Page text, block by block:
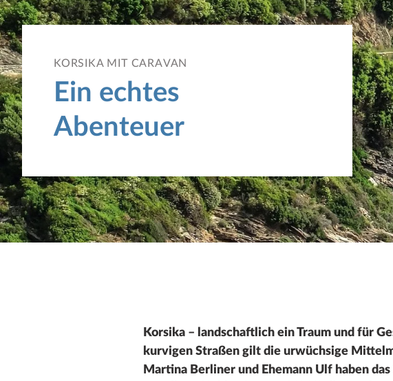
KORSIKA MIT CARAVAN
Ein echtes
Abenteuer
Korsika – landschaftlich ein Traum und für
kurvigen Straßen gilt die urwüchsige
Martina Berliner und Ehemann Ulf haben